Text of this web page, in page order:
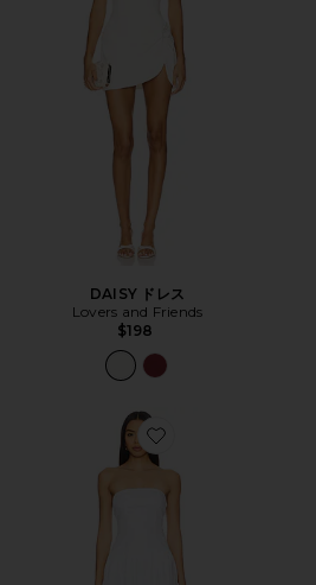
DAISY ドレス
Lovers and Friends
$198
Favorite BRANKA ドレス